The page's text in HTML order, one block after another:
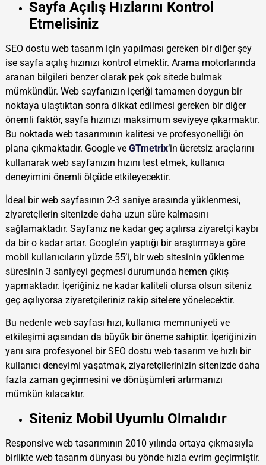
Sayfa Açılış Hızlarını Kontrol
Etmelisiniz
SEO dostu web tasarım için yapılması gereken bir diğer şey
ise sayfa açılış hızınızı kontrol etmektir. Arama motorlarında
aranan bilgileri benzer olarak pek çok sitede bulmak
mümkündür. Web sayfanızın içeriği tamamen doygun bir
noktaya ulaştıktan sonra dikkat edilmesi gereken bir diğer
önemli faktör, sayfa hızınızı maksimum seviyeye çıkarmaktır.
Bu noktada web tasarımının kalitesi ve profesyonelliği ön
plana çıkmaktadır. Google ve GTmetrix‘in ücretsiz araçlarını
kullanarak web sayfanızın hızını test etmek, kullanıcı
deneyimini önemli ölçüde etkileyecektir.
İdeal bir web sayfasının 2-3 saniye arasında yüklenmesi,
ziyaretçilerin sitenizde daha uzun süre kalmasını
sağlamaktadır. Sayfanız ne kadar geç açılırsa ziyaretçi kaybı
da bir o kadar artar. Google’ın yaptığı bir araştırmaya göre
mobil kullanıcıların yüzde 55’i, bir web sitesinin yüklenme
süresinin 3 saniyeyi geçmesi durumunda hemen çıkış
yapmaktadır. İçeriğiniz ne kadar kaliteli olursa olsun siteniz
geç açılıyorsa ziyaretçileriniz rakip sitelere yönelecektir.
Bu nedenle web sayfası hızı, kullanıcı memnuniyeti ve
etkileşimi açısından da büyük bir öneme sahiptir. İçeriğinizin
yanı sıra profesyonel bir SEO dostu web tasarım ve hızlı bir
kullanıcı deneyimi yaşatmak, ziyaretçilerinizin sitenizde daha
fazla zaman geçirmesini ve dönüşümleri artırmanızı
mümkün kılacaktır.
Siteniz Mobil Uyumlu Olmalıdır
Responsive web tasarımının 2010 yılında ortaya çıkmasıyla
birlikte web tasarım dünyası bu yönde hızla evrim geçirmiştir.